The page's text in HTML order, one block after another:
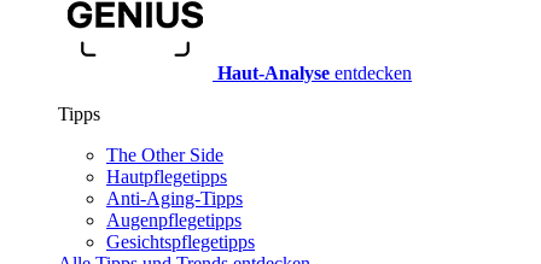
Haut-Analyse entdecken
Tipps
The Other Side
Hautpflegetipps
Anti-Aging-Tipps
Augenpflegetipps
Gesichtspflegetipps